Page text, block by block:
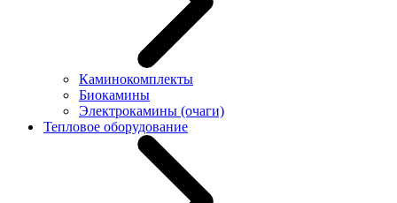
Каминокомплекты
Биокамины
Электрокамины (очаги)
Тепловое оборудование